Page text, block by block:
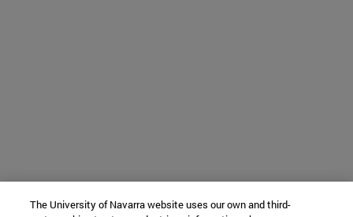
The University of Navarra website uses our own and third-